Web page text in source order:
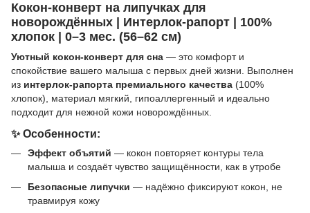
Кокон-конверт на липучках для
новорождённых | Интерлок-рапорт | 100%
хлопок | 0–3 мес. (56–62 см)
Уютный кокон-конверт для сна — это комфорт и
спокойствие вашего малыша с первых дней жизни. Выполнен
из интерлок-рапорта премиального качества (100%
хлопок), материал мягкий, гипоаллергенный и идеально
подходит для нежной кожи новорождённых.
✨ Особенности:
Эффект объятий — кокон повторяет контуры тела
малыша и создаёт чувство защищённости, как в утробе
Безопасные липучки — надёжно фиксируют кокон, не
травмируя кожу